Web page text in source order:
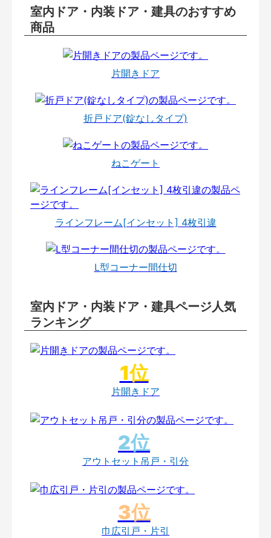
室内ドア・内装ドア・建具のおすすめ
商品
片開きドア
折戸ドア(錠なしタイプ)
ねこゲート
ラインフレーム[インセット] 4枚引違
L型コーナー間仕切
室内ドア・内装ドア・建具ページ人気
ランキング
片開きドア
アウトセット吊戸・引分
巾広引戸・片引